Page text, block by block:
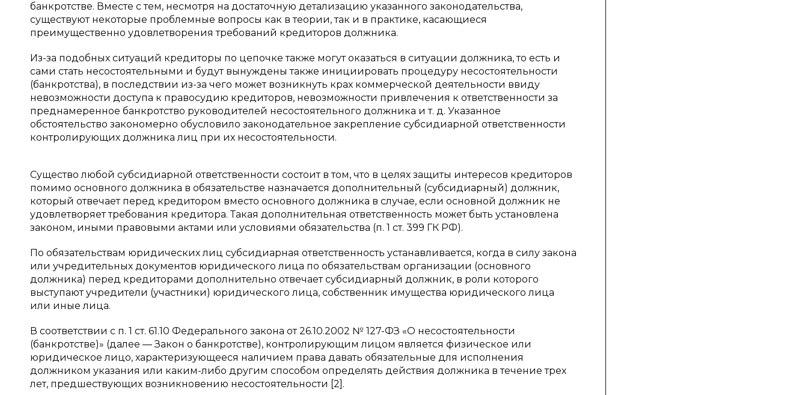
банкротстве. Вместе с тем, несмотря на достаточную детализацию указанного законодательства,
существуют некоторые проблемные вопросы как в теории, так и в практике, касающиеся
преимущественно удовлетворения требований кредиторов должника.
Из-за подобных ситуаций кредиторы по цепочке также могут оказаться в ситуации должника, то есть и
сами стать несостоятельными и будут вынуждены также инициировать процедуру несостоятельности
(банкротства), в последствии из-за чего может возникнуть крах коммерческой деятельности ввиду
невозможности доступа к правосудию кредиторов, невозможности привлечения к ответственности за
преднамеренное банкротство руководителей несостоятельного должника и т. д. Указанное
обстоятельство закономерно обусловило законодательное закрепление субсидиарной ответственности
контролирующих должника лиц при их несостоятельности.
Существо любой субсидиарной ответственности состоит в том, что в целях защиты интересов кредиторов
помимо основного должника в обязательстве назначается дополнительный (субсидиарный) должник,
который отвечает перед кредитором вместо основного должника в случае, если основной должник не
удовлетворяет требования кредитора. Такая дополнительная ответственность может быть установлена
законом, иными правовыми актами или условиями обязательства (п. 1 ст. 399 ГК РФ).
По обязательствам юридических лиц субсидиарная ответственность устанавливается, когда в силу закона
или учредительных документов юридического лица по обязательствам организации (основного
должника) перед кредиторами дополнительно отвечает субсидиарный должник, в роли которого
выступают учредители (участники) юридического лица, собственник имущества юридического лица
или иные лица.
В соответствии с п. 1 ст. 61.10 Федерального закона от 26.10.2002 № 127-ФЗ «О несостоятельности
(банкротстве)» (далее — Закон о банкротстве), контролирующим лицом является физическое или
юридическое лицо, характеризующееся наличием права давать обязательные для исполнения
должником указания или каким-либо другим способом определять действия должника в течение трех
лет, предшествующих возникновению несостоятельности [2].